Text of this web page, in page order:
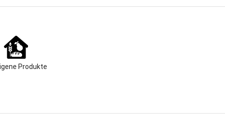
leben unsere Katzen Mucki und Harry mit auf unserem Hof.
schon einmal beim Melken zugeschaut? Oder wissen sie wo die
schlafen? Bei uns gibt es zu jeder Jahreszeit etwas zum Staunen und
erleben.Produkte